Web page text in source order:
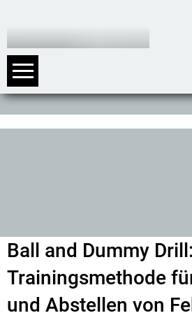
Ball and Dummy
Trainingsmethode
und Abstellen von